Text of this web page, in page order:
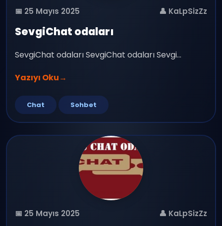
📅 25 Mayıs 2025 👤 KaLpSizZz
SevgiChat odaları
SevgiChat odaları SevgiChat odaları Sevgi...
Yazıyı Oku→
Chat Sohbet
📅 25 Mayıs 2025 👤 KaLpSizZz